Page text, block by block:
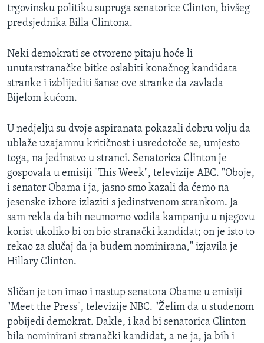
Jezici
trgovinsku politiku supruga senatorice Clinton, bivšeg
predsjednika Billa Clintona.
Neki demokrati se otvoreno pitaju hoće li
unutarstranačke bitke oslabiti konačnog kandidata
stranke i izblijediti šanse ove stranke da zavlada
Bijelom kućom.
U nedjelju su dvoje aspiranata pokazali dobru volju da
ublaže uzajamnu kritičnost i usredotoče se, umjesto
toga, na jedinstvo u stranci. Senatorica Clinton je
gospovala u emisiji "This Week", televizije ABC. "Oboje,
i senator Obama i ja, jasno smo kazali da ćemo na
jesenske izbore izlaziti s jedinstvenom strankom. Ja
sam rekla da bih neumorno vodila kampanju u njegovu
korist ukoliko bi on bio stranački kandidat; on je isto to
rekao za slučaj da ja budem nominirana," izjavila je
Hillary Clinton.
Sličan je ton imao i nastup senatora Obame u emisiji
"Meet the Press", televizije NBC. "Želim da u studenom
pobijedi demokrat. Dakle, i kad bi senatorica Clinton
bila nominirani stranački kandidat, a ne ja, ja bih i